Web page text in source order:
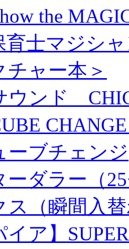
the
育士マジシ
チャー本＞
ウンド
ーブチェンジ
ーダラー（
ス（瞬間入
イア】